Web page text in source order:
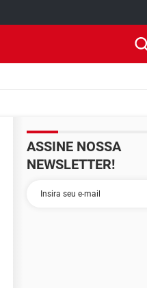
ASSINE NOSSA
NEWSLETTER!